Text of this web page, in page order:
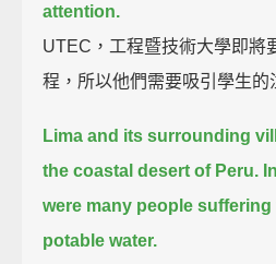
attention.
UTEC，工程暨技術大學即將
程，所以他們需要吸引學生的
Lima and its surrounding
the coastal desert of Peru.
were many people
potable water.